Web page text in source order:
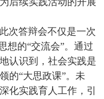
次答辩会不仅是一次
想的“交流会”。通过
认识到，社会实践是
的“大思政课”。未
化实践育人工作，引